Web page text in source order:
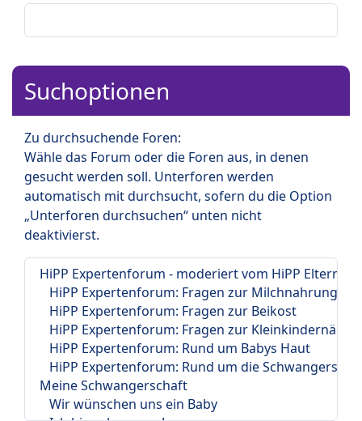
Suchoptionen
Zu durchsuchende Foren:
Wähle das Forum oder die Foren aus, in denen
gesucht werden soll. Unterforen werden
automatisch mit durchsucht, sofern du die Option
„Unterforen durchsuchen“ unten nicht
deaktivierst.